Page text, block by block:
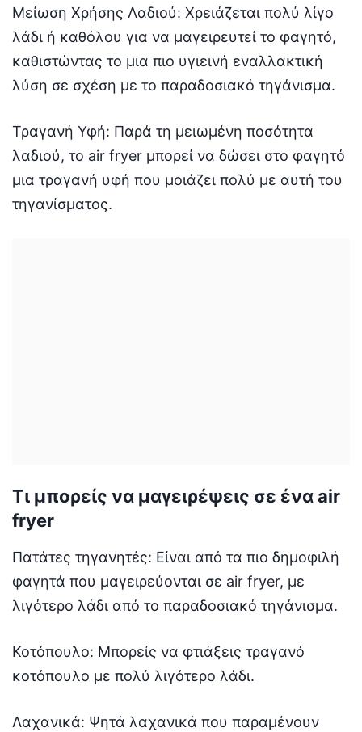
Μείωση Χρήσης Λαδιού: Χρειάζεται πολύ λίγο
λάδι ή καθόλου για να μαγειρευτεί το φαγητό,
καθιστώντας το μια πιο υγιεινή εναλλακτική
λύση σε σχέση με το παραδοσιακό τηγάνισμα.
Τραγανή Υφή: Παρά τη μειωμένη ποσότητα
λαδιού, το air fryer μπορεί να δώσει στο φαγητό
μια τραγανή υφή που μοιάζει πολύ με αυτή του
τηγανίσματος.
Τι μπορείς να μαγειρέψεις σε ένα air
fryer
Πατάτες τηγανητές: Είναι από τα πιο δημοφιλή
φαγητά που μαγειρεύονται σε air fryer, με
λιγότερο λάδι από το παραδοσιακό τηγάνισμα.
Κοτόπουλο: Μπορείς να φτιάξεις τραγανό
κοτόπουλο με πολύ λιγότερο λάδι.
Λαχανικά: Ψητά λαχανικά που παραμένουν